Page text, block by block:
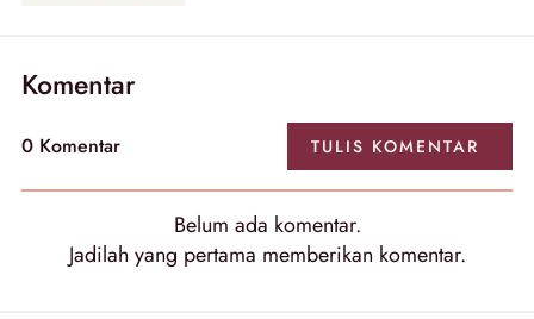
Komentar
0 Komentar TULIS KOMENTAR
Belum ada komentar.
Jadilah yang pertama memberikan komentar.